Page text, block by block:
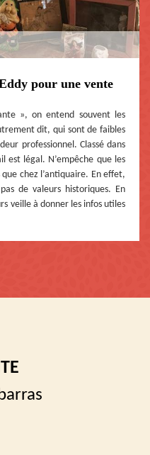
pour une vente
», on entend souvent les
dit, qui sont de faibles
professionnel. Classé dans
est légal. N’empêche que les
chez l’antiquaire. En effet,
de valeurs historiques. En
veille à donner les infos utiles